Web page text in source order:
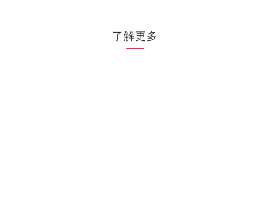
了解更多